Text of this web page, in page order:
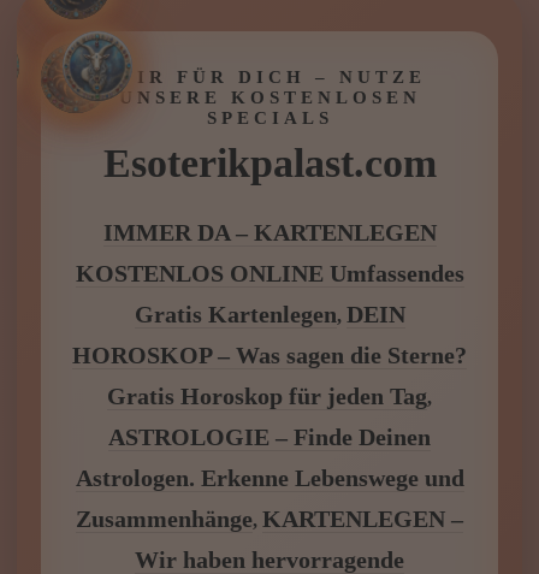
WIR FÜR DICH – NUTZE
UNSERE KOSTENLOSEN
SPECIALS
Esoterikpalast.com
IMMER DA – KARTENLEGEN
KOSTENLOS ONLINE Umfassendes
Gratis Kartenlegen, DEIN
HOROSKOP – Was sagen die Sterne?
Gratis Horoskop für jeden Tag,
ASTROLOGIE – Finde Deinen
Astrologen. Erkenne Lebenswege und
Zusammenhänge, KARTENLEGEN –
Wir haben hervorragende